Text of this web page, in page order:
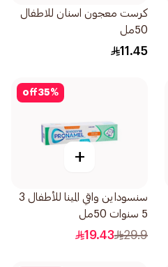
كرست معجون اسنان للاطفال
50مل
11.45
35%
off
+
سنسوداين واقي المينا للأطفال 3
5 سنوات 50مل
29.9
19.43